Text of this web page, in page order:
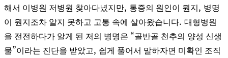
해서 이병원 저병원 찾아다녔지만, 통증의 원인이 뭔지 , 병명
이 뭔지조차 알지 못하고 고통 속에 살아왔습니다. 대형병원
을 전전하다가 알게 된 저의 병명은 “골반골 천추의 양성 신생
물”이라는 진단을 받았고, 쉽게 풀어서 말하자면 미확인 조직